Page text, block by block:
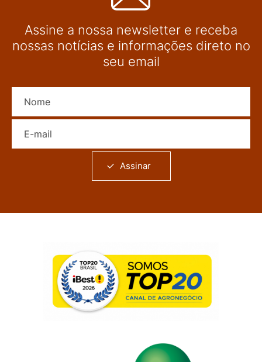
Assine a nossa newsletter e receba
nossas notícias e informações direto no
seu email
Assinar